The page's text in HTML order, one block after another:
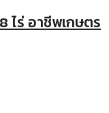
ไร่ อาชีพเกษตร